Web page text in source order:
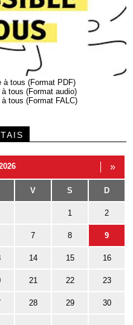
à tous (Format PDF)
à tous (Format audio)
tous (Format FALC)
»
V S D
1 2
7 8 9
14 15 16
21 22 23
28 29 30